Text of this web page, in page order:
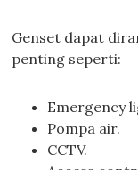
Genset dapat
penting seperti:
Emergency
Pompa air.
CCTV.